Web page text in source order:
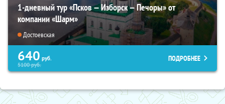
1-дневный тур «Псков — Изборск — Печоры» от
компании «Шарм»
Достоевская
640 руб.
5100руб.
ПОДРОБНЕЕ